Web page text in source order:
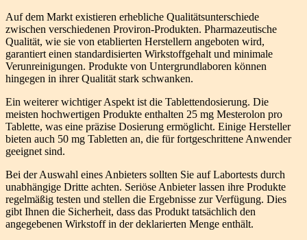
Auf dem Markt existieren erhebliche Qualitätsunterschiede
zwischen verschiedenen Proviron-Produkten. Pharmazeutische
Qualität, wie sie von etablierten Herstellern angeboten wird,
garantiert einen standardisierten Wirkstoffgehalt und minimale
Verunreinigungen. Produkte von Untergrundlaboren können
hingegen in ihrer Qualität stark schwanken.
Ein weiterer wichtiger Aspekt ist die Tablettendosierung. Die
meisten hochwertigen Produkte enthalten 25 mg Mesterolon pro
Tablette, was eine präzise Dosierung ermöglicht. Einige Hersteller
bieten auch 50 mg Tabletten an, die für fortgeschrittene Anwender
geeignet sind.
Bei der Auswahl eines Anbieters sollten Sie auf Labortests durch
unabhängige Dritte achten. Seriöse Anbieter lassen ihre Produkte
regelmäßig testen und stellen die Ergebnisse zur Verfügung. Dies
gibt Ihnen die Sicherheit, dass das Produkt tatsächlich den
angegebenen Wirkstoff in der deklarierten Menge enthält.